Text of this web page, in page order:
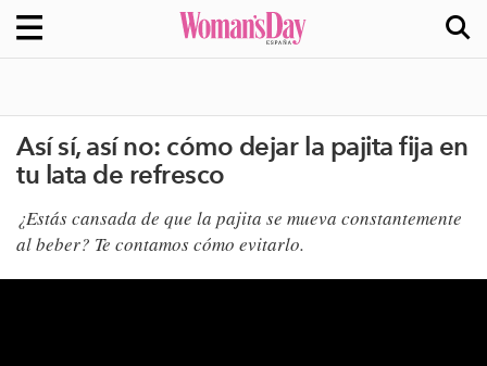
Así sí, así no: cómo dejar la pajita fija en
tu lata de refresco
¿Estás cansada de que la pajita se mueva constantemente
al beber? Te contamos cómo evitarlo.